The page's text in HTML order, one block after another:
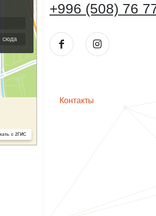
+996 (508) 76
Контакты